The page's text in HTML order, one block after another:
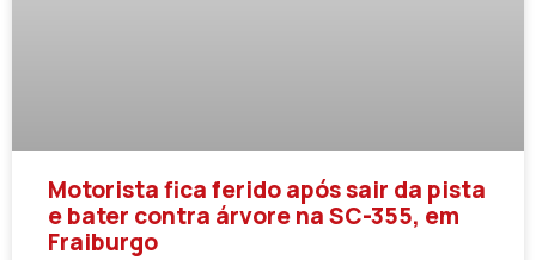
Motorista fica ferido após sair da pista
e bater contra árvore na SC-355, em
Fraiburgo